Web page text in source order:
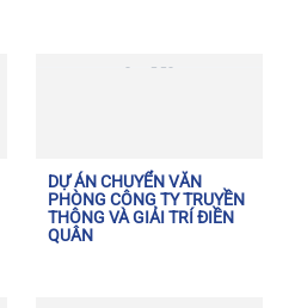
DỰ ÁN CHUYỂN VĂN
PHÒNG CÔNG TY TRUYỀN
THÔNG VÀ GIẢI TRÍ ĐIỀN
QUÂN